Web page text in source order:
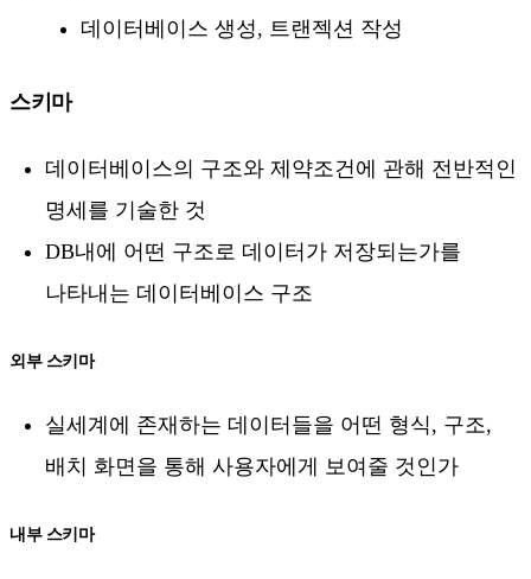
데이터베이스 생성, 트랜젝션 작성
스키마
데이터베이스의 구조와 제약조건에 관해 전반적인
명세를 기술한 것
DB내에 어떤 구조로 데이터가 저장되는가를
나타내는 데이터베이스 구조
외부 스키마
실세계에 존재하는 데이터들을 어떤 형식, 구조,
배치 화면을 통해 사용자에게 보여줄 것인가
내부 스키마